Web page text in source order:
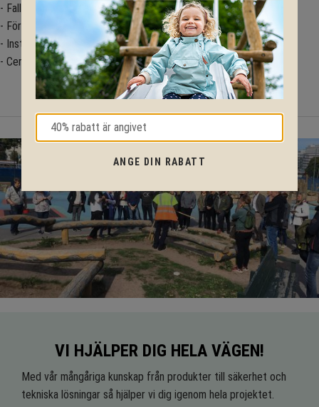
- Fallhöjd (mm): 2800
- Förankring: Gjutning
- Installeras på plan terräng (max. lutning 3%)
- Certifiering: EN 1176 Lekredskap
VI HJÄLPER DIG HELA VÄGEN!
Med vår mångåriga kunskap från produkter till säkerhet och
tekniska lösningar så hjälper vi dig igenom hela projektet.
ANGE DIN RABATT